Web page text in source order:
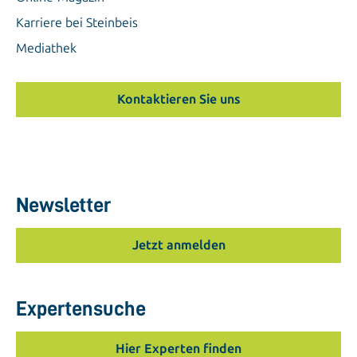
Karriere bei Steinbeis
Mediathek
Kontaktieren Sie uns
Newsletter
Jetzt anmelden
Expertensuche
Hier Experten finden